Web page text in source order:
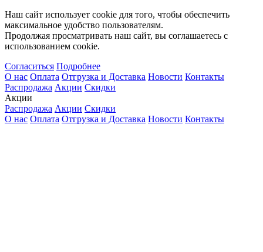
Наш сайт использует cookie для того, чтобы обеспечить
максимальное удобство пользователям.
Продолжая просматривать наш сайт, вы соглашаетесь с
использованием cookie.
Согласиться Подробнее
О нас Оплата Отгрузка и Доставка Новости Контакты
Распродажа Акции Скидки
Акции
Распродажа Акции Скидки
О нас Оплата Отгрузка и Доставка Новости Контакты